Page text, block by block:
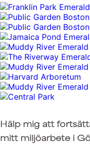
Hälp mig att
mitt miljöarbete i